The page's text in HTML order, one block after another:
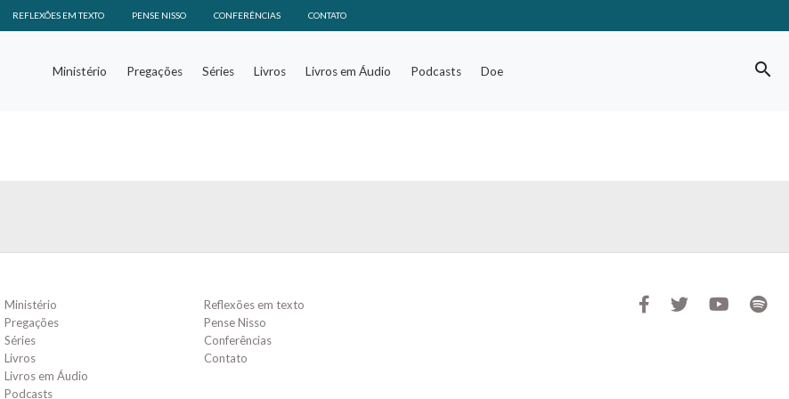
REFLEXÕES EM TEXTO PENSE NISSO CONFERÊNCIAS CONTATO
Ministério Pregações Séries Livros Livros em Áudio Podcasts Doe search
Ministério
Pregações
Séries
Livros
Livros em Áudio
Podcasts
Reflexões em texto
Pense Nisso
Conferências
Contato